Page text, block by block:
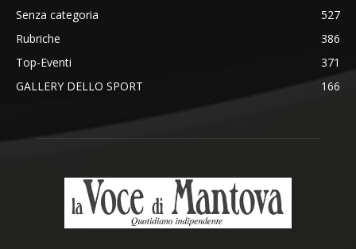
Senza categoria
527
Rubriche
386
Top-Eventi
371
GALLERY DELLO SPORT
166